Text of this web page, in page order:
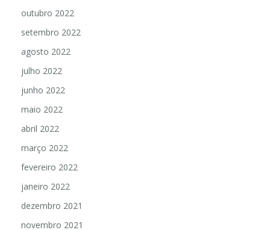
outubro 2022
setembro 2022
agosto 2022
julho 2022
junho 2022
maio 2022
abril 2022
março 2022
fevereiro 2022
janeiro 2022
dezembro 2021
novembro 2021